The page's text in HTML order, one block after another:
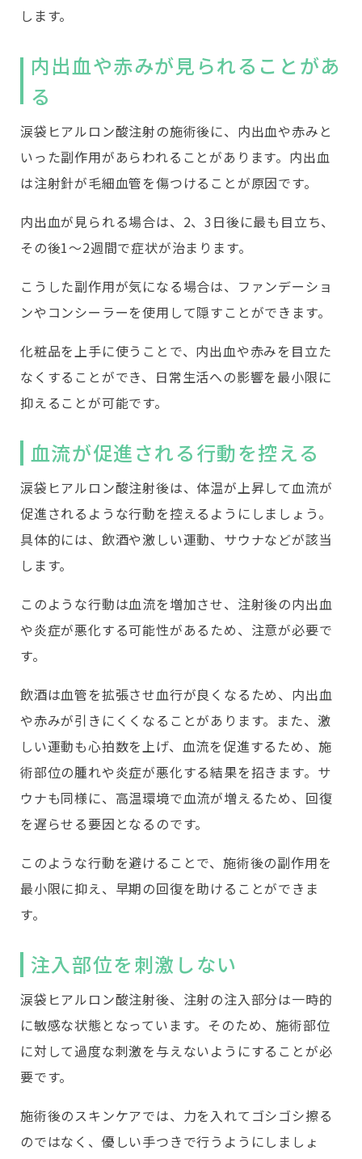
します。
内出血や赤みが見られることがあ
る
涙袋ヒアルロン酸注射の施術後に、内出血や赤みと
いった副作用があらわれることがあります。内出血
は注射針が毛細血管を傷つけることが原因です。
内出血が見られる場合は、2、3日後に最も目立ち、
その後1〜2週間で症状が治まります。
こうした副作用が気になる場合は、ファンデーショ
ンやコンシーラーを使用して隠すことができます。
化粧品を上手に使うことで、内出血や赤みを目立た
なくすることができ、日常生活への影響を最小限に
抑えることが可能です。
血流が促進される行動を控える
涙袋ヒアルロン酸注射後は、体温が上昇して血流が
促進されるような行動を控えるようにしましょう。
具体的には、飲酒や激しい運動、サウナなどが該当
します。
このような行動は血流を増加させ、注射後の内出血
や炎症が悪化する可能性があるため、注意が必要で
す。
飲酒は血管を拡張させ血行が良くなるため、内出血
や赤みが引きにくくなることがあります。また、激
しい運動も心拍数を上げ、血流を促進するため、施
術部位の腫れや炎症が悪化する結果を招きます。サ
ウナも同様に、高温環境で血流が増えるため、回復
を遅らせる要因となるのです。
このような行動を避けることで、施術後の副作用を
最小限に抑え、早期の回復を助けることができま
す。
注入部位を刺激しない
涙袋ヒアルロン酸注射後、注射の注入部分は一時的
に敏感な状態となっています。そのため、施術部位
に対して過度な刺激を与えないようにすることが必
要です。
施術後のスキンケアでは、力を入れてゴシゴシ擦る
のではなく、優しい手つきで行うようにしましょ